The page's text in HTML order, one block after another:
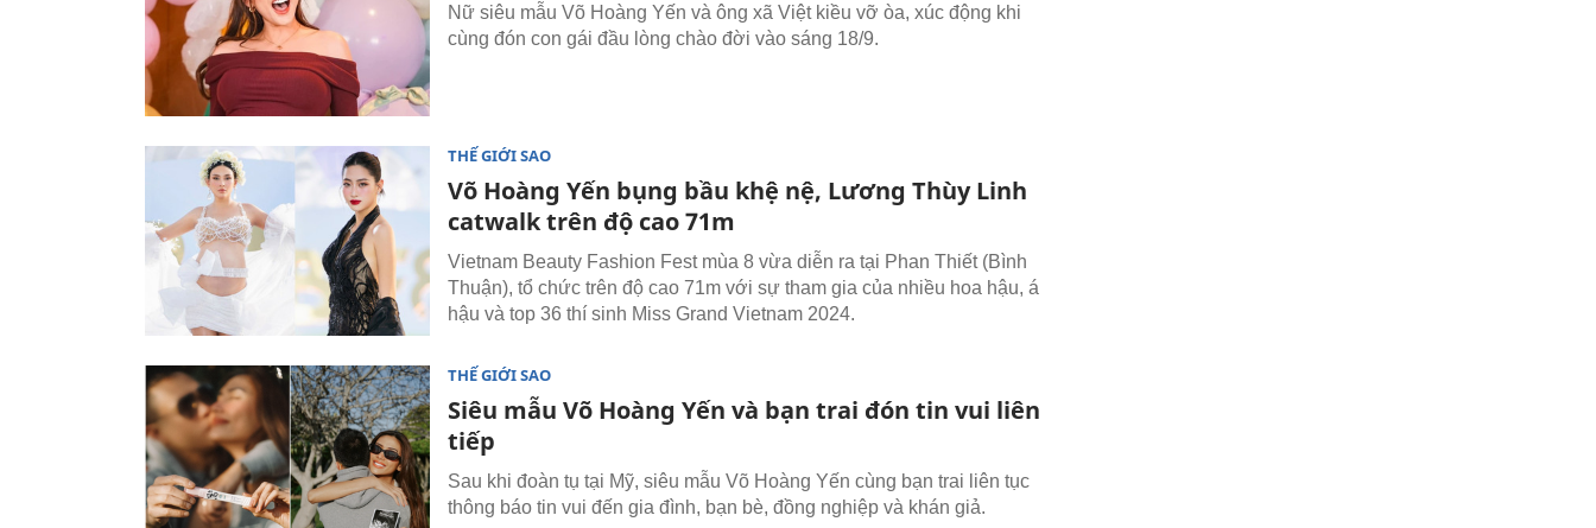
Nữ siêu mẫu Võ Hoàng Yến và ông xã Việt kiều vỡ òa, xúc động khi
cùng đón con gái đầu lòng chào đời vào sáng 18/9.
THẾ GIỚI SAO
Võ Hoàng Yến bụng bầu khệ nệ, Lương Thùy Linh
catwalk trên độ cao 71m
Vietnam Beauty Fashion Fest mùa 8 vừa diễn ra tại Phan Thiết (Bình
Thuận), tổ chức trên độ cao 71m với sự tham gia của nhiều hoa hậu, á
hậu và top 36 thí sinh Miss Grand Vietnam 2024.
THẾ GIỚI SAO
Siêu mẫu Võ Hoàng Yến và bạn trai đón tin vui liên
tiếp
Sau khi đoàn tụ tại Mỹ, siêu mẫu Võ Hoàng Yến cùng bạn trai liên tục
thông báo tin vui đến gia đình, bạn bè, đồng nghiệp và khán giả.